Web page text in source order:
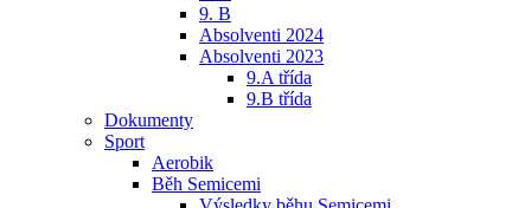
9. B
Absolventi 2024
Absolventi 2023
9.A třída
9.B třída
Dokumenty
Sport
Aerobik
Běh Semicemi